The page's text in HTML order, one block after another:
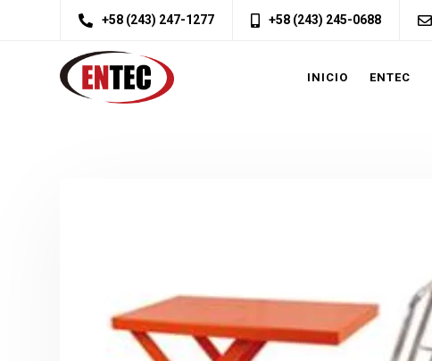
+58 (243) 247-1277 +58 (243) 245-0688
INICIO ENTEC